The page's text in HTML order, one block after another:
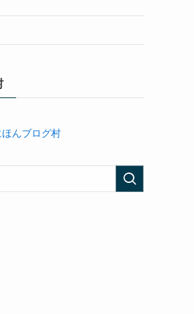
ほんブログ村